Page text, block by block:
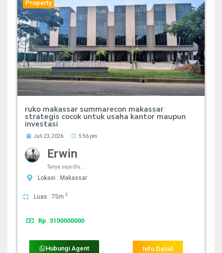
Property
ruko makassar summarecon makassar
strategis cocok untuk usaha kantor maupun
investasi
Juli 23, 2026 5:56 pm
Erwin
Tanya saja dlu...
Lokasi : Makassar
Luas : 75m 2
Rp. 3100000000
Hubungi Agent Info Detail